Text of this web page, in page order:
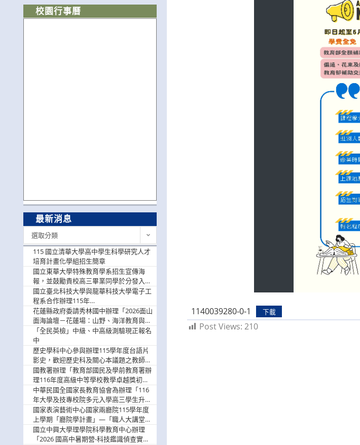
1140039280-0-1 下載
Post Views: 210
校園行事曆
最新消息
選取分類
115 國立清華大學高中學生科學研究人才
培育計畫化學組招生簡章
國立東華大學特殊教育學系招生宣傳海
報，並鼓勵貴校高三畢業同學於分發入學
階段踴躍選填。
國立臺北科技大學與龍華科技大學電子工
程系合作辦理115年
「115.08.10~08.12「AI賦能應用於智慧半
導體研習營」，歡迎學生踴躍報名參加
花蓮縣政府委請秀林國中辦理「2026面山
面海論壇－花蓮場：山野、海洋教育與戶
外安全實務課程」，歡迎踴躍報名參加
「全民英檢」中級、中高級測驗現正報名
中
歷史學科中心參與辦理115學年度台語片
影史，歡迎歷史科及關心本議題之教師踴
躍報名參加
國教署辦理「教育部國民及學前教育署辦
理116年度高級中等學校教學卓越獎初選
實施計畫」，鼓勵教師踴躍報名
中華民國全國家長教育協會為辦理「116
年大學及技專校院多元入學高三學生升學
輔導家長說明會」
國家表演藝術中心國家兩廳院115學年度
上學期「廳院學計畫」—「職人大講堂」
及「一日體驗課程」，鼓勵踴躍報名參
與。
國立中興大學理學院科學教育中心辦理
「2026 國高中暑期營-科技鑑識偵查實戰